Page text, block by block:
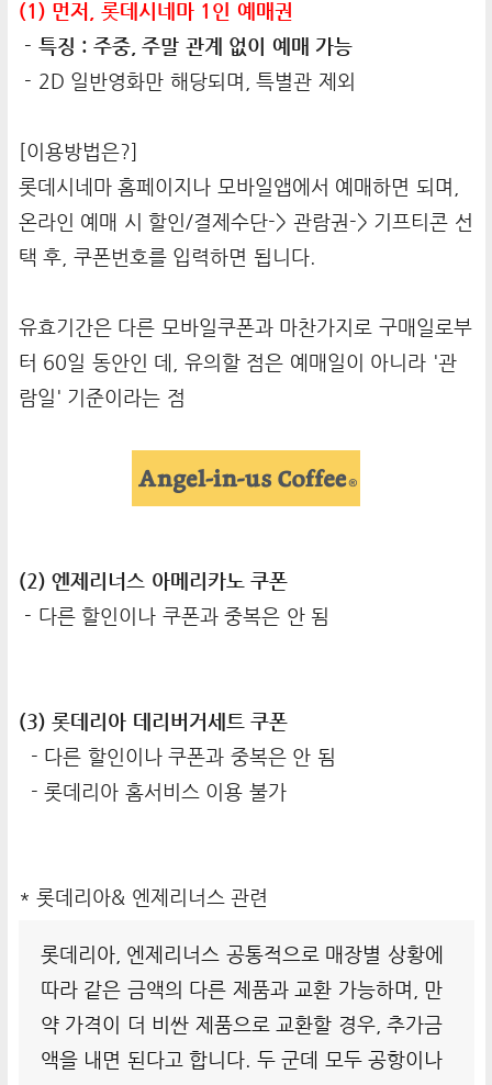
(1) 먼저, 롯데시네마 1인 예매권
- 특징 : 주중, 주말 관계 없이 예매 가능
- 2D 일반영화만 해당되며, 특별관 제외
[이용방법은?]
롯데시네마 홈페이지나 모바일앱에서 예매하면 되며,
온라인 예매 시 할인/결제수단-> 관람권-> 기프티콘 선
택 후, 쿠폰번호를 입력하면 됩니다.
유효기간은 다른 모바일쿠폰과 마찬가지로 구매일로부
터 60일 동안인 데, 유의할 점은 예매일이 아니라 '관
람일' 기준이라는 점
(2) 엔제리너스 아메리카노 쿠폰
- 다른 할인이나 쿠폰과 중복은 안 됨
(3) 롯데리아 데리버거세트 쿠폰
- 다른 할인이나 쿠폰과 중복은 안 됨
- 롯데리아 홈서비스 이용 불가
* 롯데리아& 엔제리너스 관련
롯데리아, 엔제리너스 공통적으로 매장별 상황에
따라 같은 금액의 다른 제품과 교환 가능하며, 만
약 가격이 더 비싼 제품으로 교환할 경우, 추가금
액을 내면 된다고 합니다. 두 군데 모두 공항이나